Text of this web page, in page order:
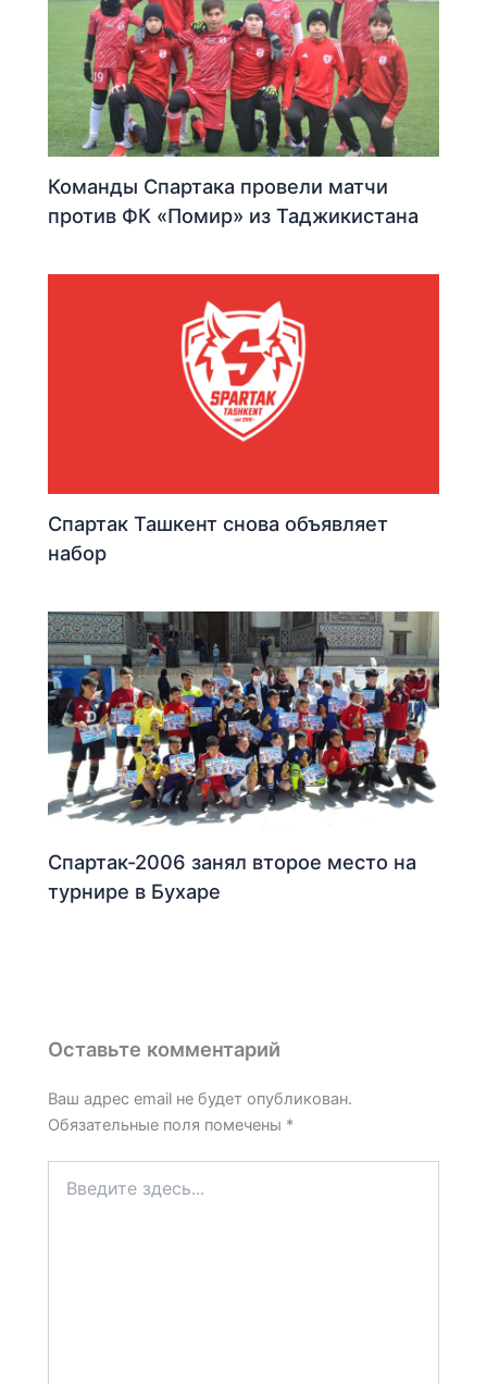
Команды Спартака провели матчи
против ФК «Помир» из Таджикистана
Спартак Ташкент снова объявляет
набор
Спартак-2006 занял второе место на
турнире в Бухаре
Оставьте комментарий
Ваш адрес email не будет опубликован.
Обязательные поля помечены *
здесь...